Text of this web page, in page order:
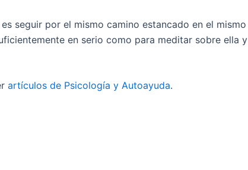
es seguir por el mismo camino estancado en el mismo
en serio como para meditar sobre ella y
artículos de Psicología y Autoayuda.